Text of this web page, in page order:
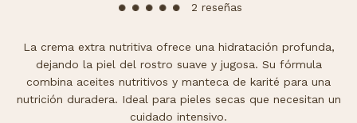
2 reseñas
La crema extra nutritiva ofrece una hidratación profunda,
dejando la piel del rostro suave y jugosa. Su fórmula
combina aceites nutritivos y manteca de karité para una
nutrición duradera. Ideal para pieles secas que necesitan un
cuidado intensivo.